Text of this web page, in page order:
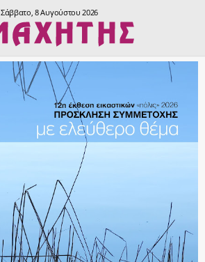
Σάββατο, 8 Αυγούστου 2026